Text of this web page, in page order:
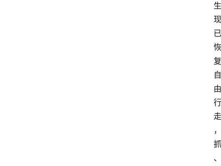
生
现
已
恢
复
自
由
行
走
，
抓
、